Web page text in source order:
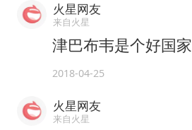
火星网友
来自火星
津巴布韦是个好国
2018-04-25
火星网友
来自火星